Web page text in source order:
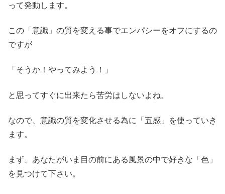
って発動します。
この「意識」の質を変える事でエンパシーをオフにするの
ですが
「そうか！やってみよう！」
と思ってすぐに出来たら苦労はしないよね。
なので、意識の質を変化させる為に「五感」を使っていき
ます。
まず、あなたがいま目の前にある風景の中で好きな「色」
を見つけて下さい。